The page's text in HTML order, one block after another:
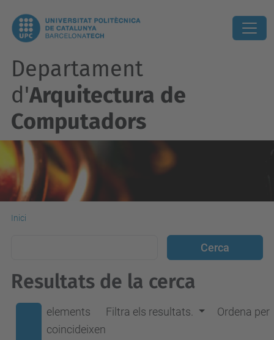
Departament
d'Arquitectura de
Computadors
Inici
Resultats de la cerca
elements
coincideixen
Filtra els resultats. Ordena per